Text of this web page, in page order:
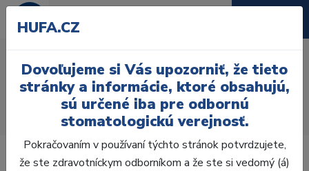
S32, C3
Zuby
AcryRock
AcryRock frontálne H 6 ks S32, C3
HUFA.CZ
Dovoľujeme si Vás upozorniť, že tieto
stránky a informácie, ktoré obsahujú,
sú určené iba pre odbornú
stomatologickú verejnosť.
Pokračovaním v používaní týchto stránok potvrdzujete,
že ste zdravotníckym odborníkom a že ste si vedomý (á)